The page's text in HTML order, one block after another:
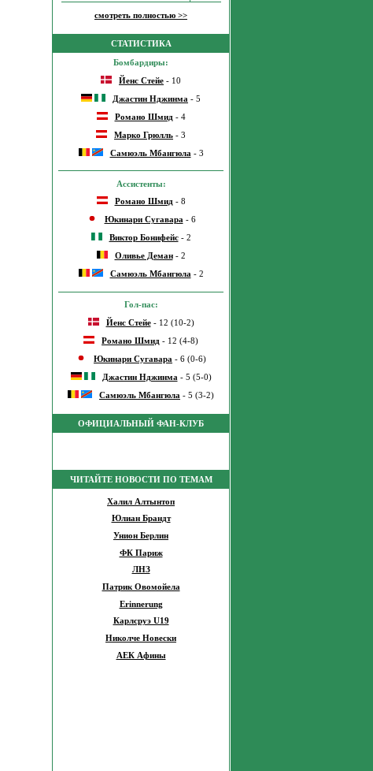
смотреть полностью >>
СТАТИСТИКА
Бомбардиры:
Йенс Стейе - 10
Джастин Нджинма - 5
Романо Шмид- 4
Марко Грюлль - 3
Самюэль Мбангюла - 3
Ассистенты:
Романо Шмид- 8
Юкинари Сугавара- 6
Виктор Бонифейс- 2
Оливье Деман- 2
Самюэль Мбангюла- 2
Гол-пас:
Йенс Стейе- 12 (10-2)
Романо Шмид - 12 (4-8)
Юкинари Сугавара - 6 (0-6)
Джастин Нджинма - 5 (5-0)
Самюэль Мбангюла - 5 (3-2)
ОФИЦИАЛЬНЫЙ ФАН-КЛУБ
ЧИТАЙТЕ НОВОСТИ ПО ТЕМАМ
Халил Алтынтоп
Юлиан Брандт
Унион Берлин
ФК Париж
ЛНЗ
Патрик Овомойела
Erinnerung
Карлсруэ U19
Николче Новески
АЕК Афины